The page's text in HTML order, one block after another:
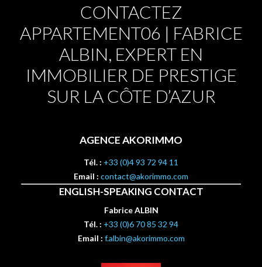
CONTACTEZ
APPARTEMENT06 | FABRICE
ALBIN, EXPERT EN
IMMOBILIER DE PRESTIGE
SUR LA CÔTE D’AZUR
AGENCE AKORIMMO
Tél. : +33 (0)4 93 72 94 11
Email : contact@akorimmo.com
ENGLISH-SPEAKING CONTACT
Fabrice ALBIN
Tél. : +33 (0)6 70 85 32 94
Email : f.albin@akorimmo.com